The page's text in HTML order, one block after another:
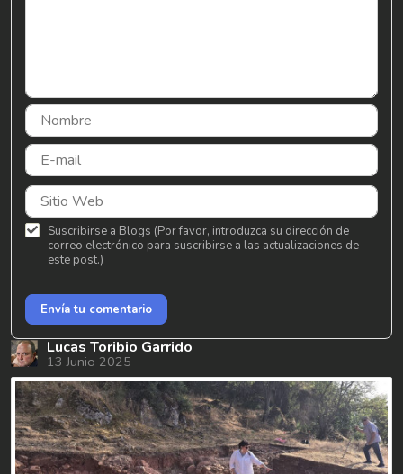
Suscribirse a Blogs (Por favor, introduzca su dirección de
correo electrónico para suscribirse a las actualizaciones de
este post.)
Envía tu comentario
Lucas Toribio Garrido
13 Junio 2025